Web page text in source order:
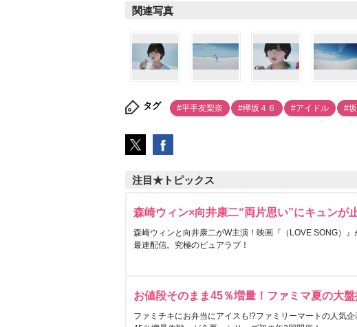
関連写真
タグ #平手友梨奈 #欅坂４６ #アイドル #
注目★トピックス
森崎ウィン×向井康二“両片思い”にキュンが
森崎ウィンと向井康二がW主演！映画『（LOVE SONG）
最速配信。究極のピュアラブ！
お値段そのまま45％増量！ファミマ夏の大
ファミチキにお弁当にアイスも!?ファミリーマートの人気